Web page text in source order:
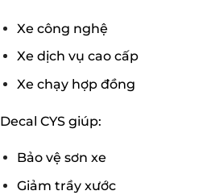
Xe công nghệ
Xe dịch vụ cao cấp
Xe chạy hợp đồng
Decal CYS giúp:
Bảo vệ sơn xe
Giảm trầy xước